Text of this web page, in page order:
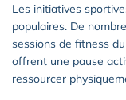
Les initiatives
populaires. De
sessions de fitness
offrent une pause
ressourcer